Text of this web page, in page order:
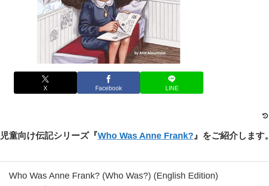
X Facebook LINE
童向け伝記シリーズ『Who Was Anne Frank?』をご紹介します。
Who Was Anne Frank? (Who Was?) (English Edition)